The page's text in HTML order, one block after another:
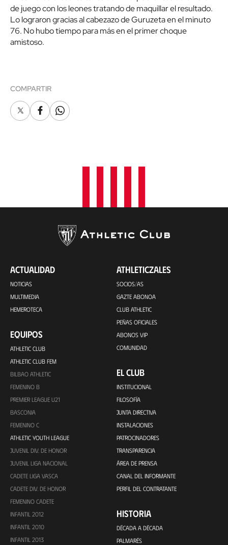
de juego con los leones tratando de maquillar el resultado.
Lo lograron gracias al cabezazo de Guruzeta en el minuto
76. No hubo tiempo para más en el primer choque
amistoso.
COMPARTIR
X FacebookWhatsapp
ACTUALIDAD
NOTICIAS
MULTIMEDIA
HEMEROTECA
EQUIPOS
ATHLETIC CLUB
ATHLETIC CLUB FEM
BILBAO ATHLETIC
FEMENINO B
PREMIER LEAGUE U21
BASCONIA
FEMENINO C
ATHLETIC YOUTH LEAGUE
JUVENIL DIV. DE HONOR
JUVENIL LIGA NACIONAL
CADETE LIGA VASCA
CADETE DIV. DE HONOR
FEMENINO CADETE
INFANTIL 2012
INFANTIL 2010
INFANTIL 2013
ATHLETICZALES
SOCIOS/AS
GAZTE ABONOA
CLUB ATHLETIC
PEÑAS OFICIALES
ABONOS VIP
COMUNIDAD
EL CLUB
INSTITUCIONAL
FILOSOFÍA
JUNTA DIRECTIVA
INSTALACIONES
PATROCINADORES
TRANSPARENCIA
ÁREA DE PRENSA
CANAL DEL INFORMANTE
PERFIL DEL CONTRATANTE
HISTORIA
DÉCADA A DÉCADA
PALMARÉS